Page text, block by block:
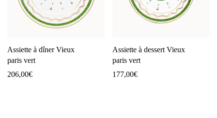
Assiette à dîner Vieux
paris vert
206,00€
Assiette à dessert Vieux
paris vert
177,00€